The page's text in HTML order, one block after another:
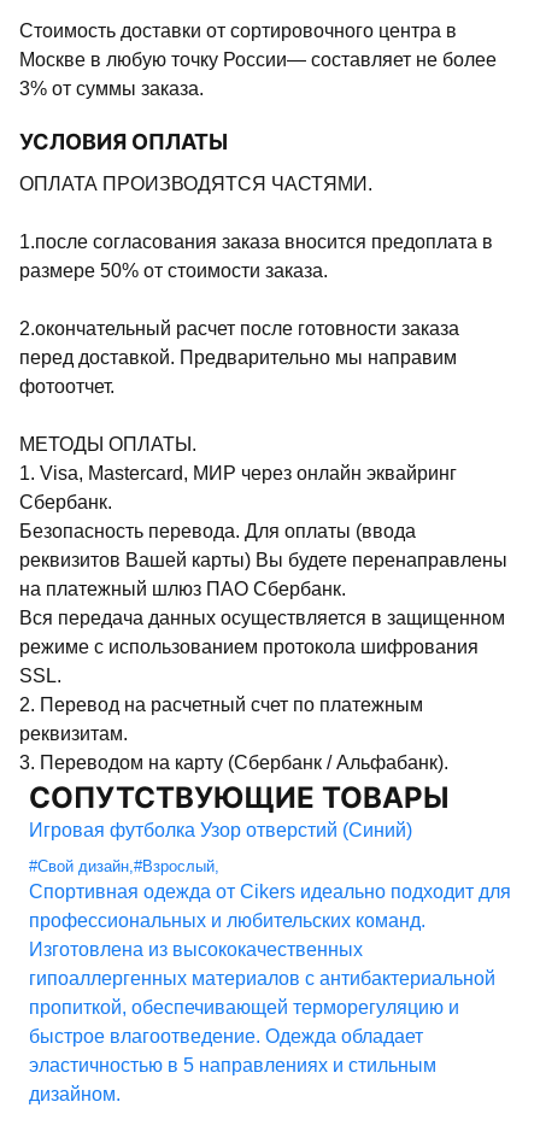
Стоимость доставки от сортировочного центра в
Москве в любую точку России— составляет не более
3% от суммы заказа.
УСЛОВИЯ ОПЛАТЫ
ОПЛАТА ПРОИЗВОДЯТСЯ ЧАСТЯМИ.
1.после согласования заказа вносится предоплата в
размере 50% от стоимости заказа.
2.окончательный расчет после готовности заказа
перед доставкой. Предварительно мы направим
фотоотчет.
МЕТОДЫ ОПЛАТЫ.
1. Visa, Mastercard, МИР через онлайн эквайринг
Сбербанк.
Безопасность перевода. Для оплаты (ввода
реквизитов Вашей карты) Вы будете перенаправлены
на платежный шлюз ПАО Сбербанк.
Вся передача данных осуществляется в защищенном
режиме с использованием протокола шифрования
SSL.
2. Перевод на расчетный счет по платежным
реквизитам.
3. Переводом на карту (Сбербанк / Альфабанк).
СОПУТСТВУЮЩИЕ ТОВАРЫ
Игровая футболка Узор отверстий (Синий)
#Свой дизайн,#Взрослый,
Спортивная одежда от Cikers идеально подходит для
профессиональных и любительских команд.
Изготовлена из высококачественных
гипоаллергенных материалов с антибактериальной
пропиткой, обеспечивающей терморегуляцию и
быстрое влагоотведение. Одежда обладает
эластичностью в 5 направлениях и стильным
дизайном.